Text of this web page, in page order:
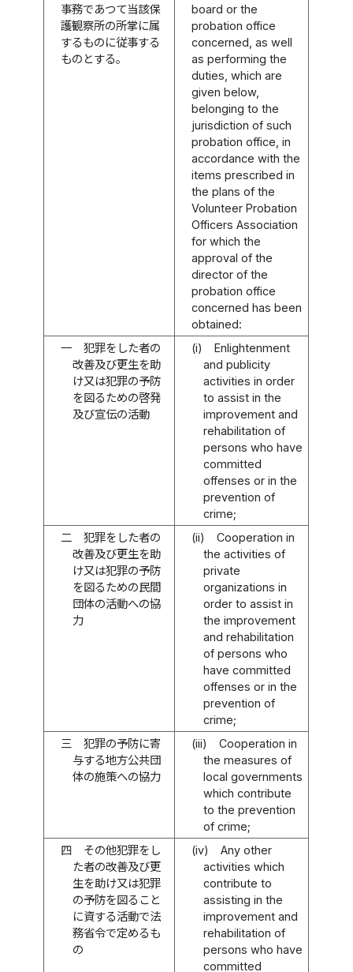
事務であつて当該保
護観察所の所掌に属
するものに従事する
ものとする。
board or the
probation office
concerned, as well
as performing the
duties, which are
given below,
belonging to the
jurisdiction of such
probation office, in
accordance with the
items prescribed in
the plans of the
Volunteer Probation
Officers Association
for which the
approval of the
director of the
probation office
concerned has been
obtained:
一
犯罪をした者の
改善及び更生を助
け又は犯罪の予防
を図るための啓発
及び宣伝の活動
(i)
Enlightenment
and publicity
activities in order
to assist in the
improvement and
rehabilitation of
persons who have
committed
offenses or in the
prevention of
crime;
二
犯罪をした者の
改善及び更生を助
け又は犯罪の予防
を図るための民間
団体の活動への協
力
(ii)
Cooperation in
the activities of
private
organizations in
order to assist in
the improvement
and rehabilitation
of persons who
have committed
offenses or in the
prevention of
crime;
三
犯罪の予防に寄
与する地方公共団
体の施策への協力
(iii)
Cooperation in
the measures of
local governments
which contribute
to the prevention
of crime;
四
その他犯罪をし
た者の改善及び更
生を助け又は犯罪
の予防を図ること
に資する活動で法
務省令で定めるも
の
(iv)
Any other
activities which
contribute to
assisting in the
improvement and
rehabilitation of
persons who have
committed